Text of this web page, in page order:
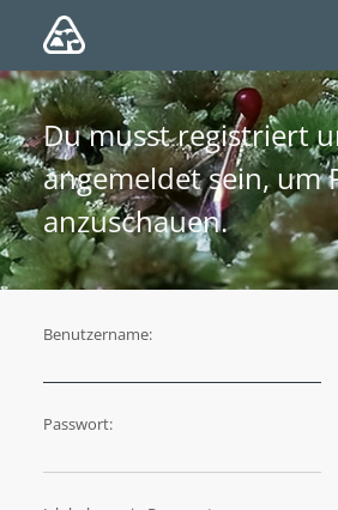
Du musst registriert
angemeldet sein, um
anzuschauen.
Benutzername:
Passwort: